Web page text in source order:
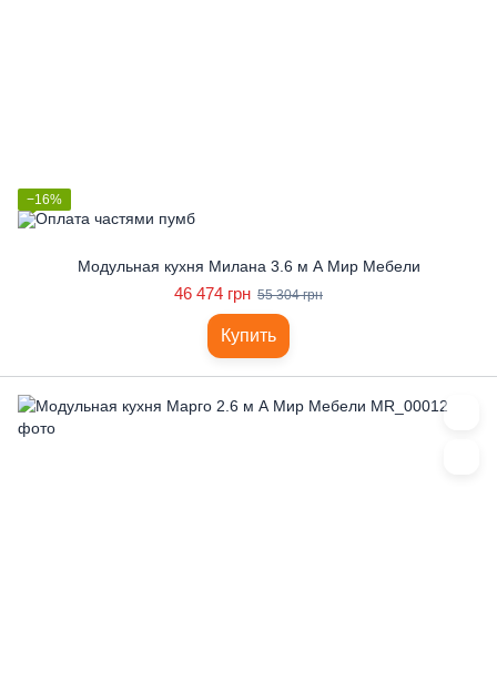
−16%
Модульная кухня Милана 3.6 м А Мир Мебели
46 474 грн 55 304 грн
Купить